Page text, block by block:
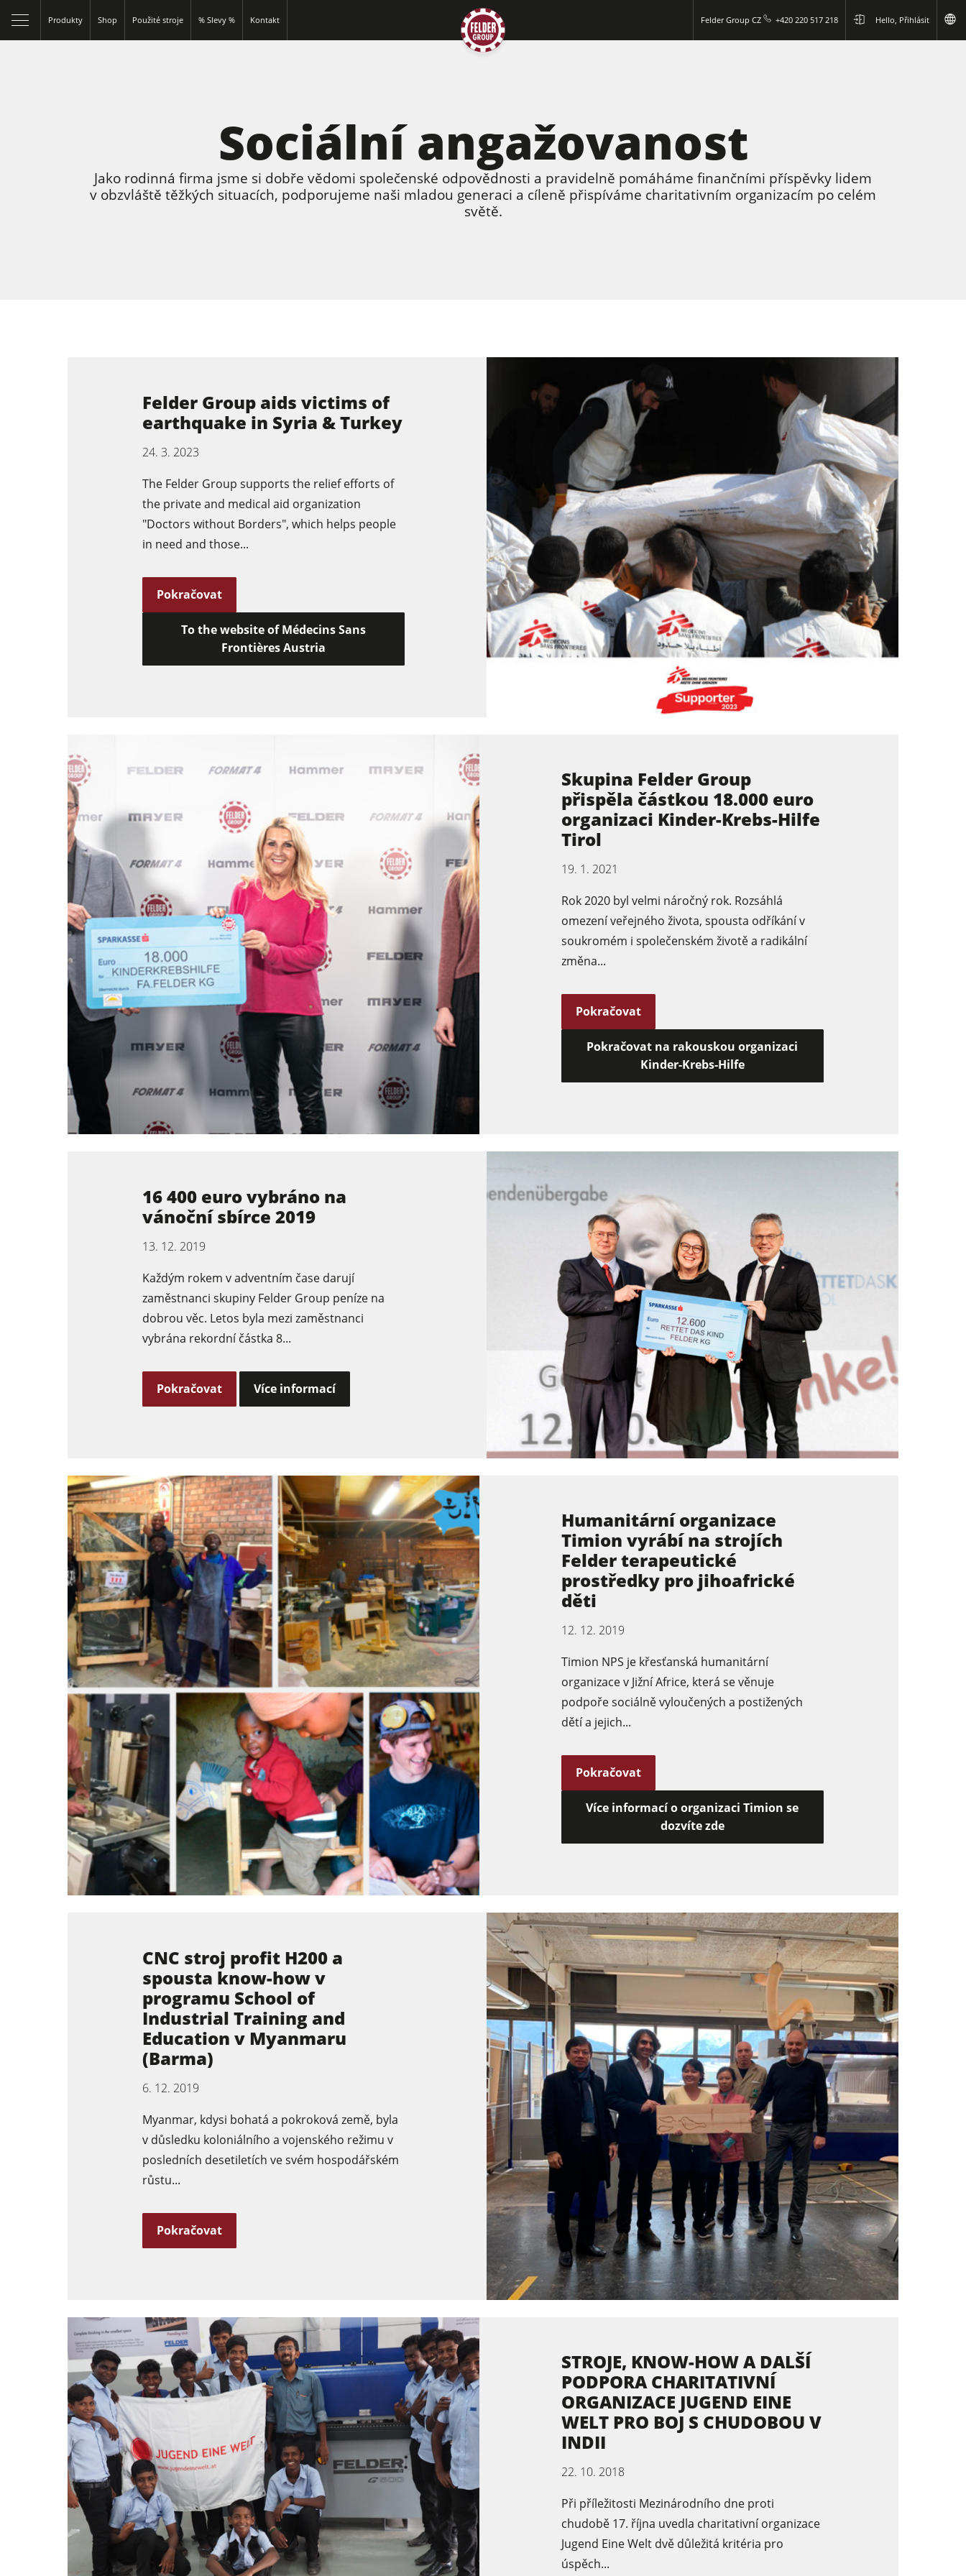
Produkty Shop Použité stroje % Slevy % Kontakt Felder Group CZ +420 220 517 218 Hello, Přihlásit
Spodní frézky Okružní pily s frézkou
Kombinované dřevoobráběcí stroje
Olepovačky hran Širokopásové brusky
Pásové a hranové brusky Kartáčovací stroje a kartáčové brusky
Pásové pily
Velkoplošné pily
Filtrační a odprašovací jednotky
Sociální angažovanost
Jako rodinná firma jsme si dobře vědomi společenské odpovědnosti a pravidelně pomáháme finančními příspěvky lidem
v obzvláště těžkých situacích, podporujeme naši mladou generaci a cíleně přispíváme charitativním organizacím po celém
světě.
Felder Group aids victims of
earthquake in Syria & Turkey
24. 3. 2023
The Felder Group supports the relief efforts of
the private and medical aid organization
"Doctors without Borders", which helps people
in need and those...
Pokračovat
To the website of Médecins Sans
Frontières Austria
Skupina Felder Group
přispěla částkou 18.000 euro
organizaci Kinder-Krebs-Hilfe
Tirol
19. 1. 2021
Rok 2020 byl velmi náročný rok. Rozsáhlá
omezení veřejného života, spousta odříkání v
soukromém i společenském životě a radikální
změna...
Pokračovat
Pokračovat na rakouskou organizaci
Kinder-Krebs-Hilfe
16 400 euro vybráno na
vánoční sbírce 2019
13. 12. 2019
Každým rokem v adventním čase darují
zaměstnanci skupiny Felder Group peníze na
dobrou věc. Letos byla mezi zaměstnanci
vybrána rekordní částka 8...
Pokračovat Více informací
Humanitární organizace
Timion vyrábí na strojích
Felder terapeutické
prostředky pro jihoafrické
děti
12. 12. 2019
Timion NPS je křesťanská humanitární
organizace v Jižní Africe, která se věnuje
podpoře sociálně vyloučených a postižených
dětí a jejich...
Pokračovat
Více informací o organizaci Timion se
dozvíte zde
CNC stroj profit H200 a
spousta know-how v
programu School of
Industrial Training and
Education v Myanmaru
(Barma)
6. 12. 2019
Myanmar, kdysi bohatá a pokroková země, byla
v důsledku koloniálního a vojenského režimu v
posledních desetiletích ve svém hospodářském
růstu...
Pokračovat
STROJE, KNOW-HOW A DALŠÍ
PODPORA CHARITATIVNÍ
ORGANIZACE JUGEND EINE
WELT PRO BOJ S CHUDOBOU V
INDII
22. 10. 2018
Při příležitosti Mezinárodního dne proti
chudobě 17. října uvedla charitativní organizace
Jugend Eine Welt dvě důležitá kritéria pro
úspěch...